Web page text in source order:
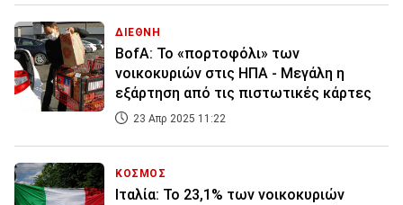
ΔΙΕΘΝΗ
BofA: Το «πορτοφόλι» των
νοικοκυριών στις ΗΠΑ - Μεγάλη η
εξάρτηση από τις πιστωτικές κάρτες
23 Απρ 2025 11:22
ΚΟΣΜΟΣ
Ιταλία: To 23,1% των νοικοκυριών